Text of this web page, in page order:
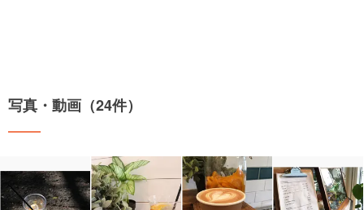
写真・動画（24件）